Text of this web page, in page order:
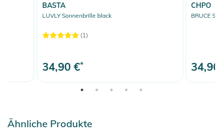
BASTA
LUVLY Sonnenbrille black
(1)
34,90 €*
CHPO
BRUCE
Ähnliche Produkte